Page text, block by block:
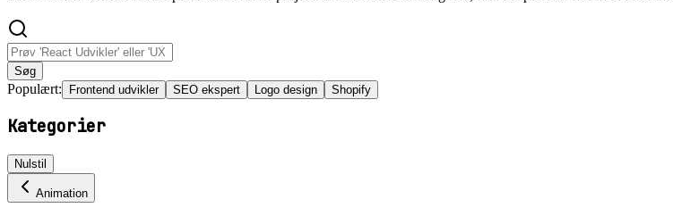
Søg
Populært: Frontend udvikler SEO ekspert Logo design Shopify
Kategorier
Nulstil
Animation